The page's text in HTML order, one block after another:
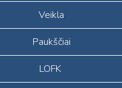
Veikla
Paukščiai
LOFK